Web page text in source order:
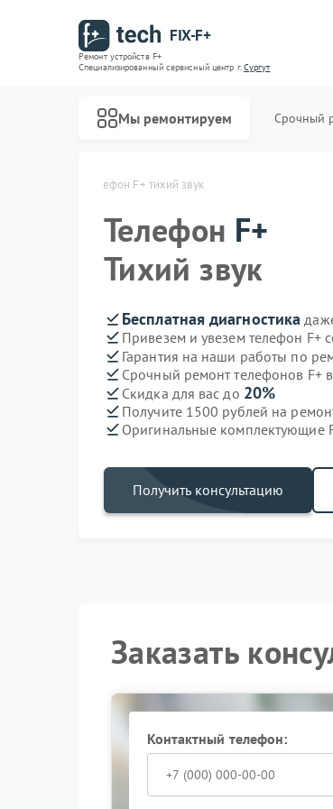
FIX-F+
Ремонт устройств F+
Специализированный cервисный центр г.Сургут
Мы ремонтируем Срочный
Телефон F+ тихий звук
Телефон F+
Тихий звук
Бесплатная диагностика
Привезем и увезем телефон F+
Гарантия на наши работы по
Срочный ремонт телефонов F+
Скидка для вас до 20%
Получите 1500 рублей на
Оригинальные комплектующие
Получить консультацию
Заказать
Контактный телефон: